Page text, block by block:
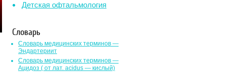
Детская офтальмология
Словарь
Словарь медицинских терминов —
Эндартериит
Словарь медицинских терминов —
Ацидоз ( от лат. асidus — кислый)